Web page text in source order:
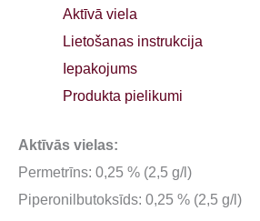
Aktīvā viela
Lietošanas instrukcija
Iepakojums
Produkta pielikumi
Aktīvās vielas:
Permetrīns: 0,25 % (2,5 g/l)
Piperonilbutoksīds: 0,25 % (2,5 g/l)